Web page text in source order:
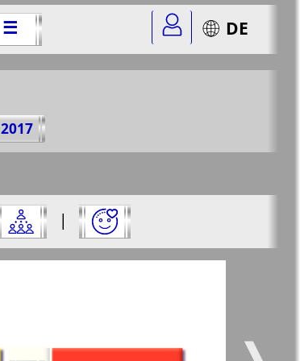
☰ DE
2017
|
на нее:
5 Город 511